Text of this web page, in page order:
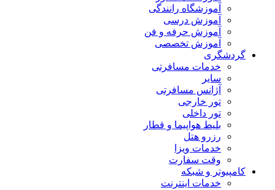
آموزشگاه رانندگی
آموزش درسی
آموزش حرفه و فن
آموزش تخصصی
گردشگری
خدمات مسافرتی
سایر
آژانس مسافرتی
تور خارجی
تور داخلی
بلیط هواپیما و قطار
رزرو هتل
خدمات ویزا
وقت سفارت
کامپیوتر و شبکه
خدمات اینترنت